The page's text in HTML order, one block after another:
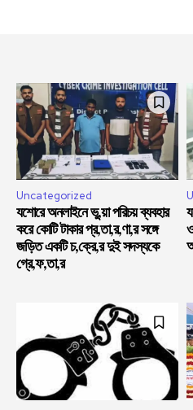
Uncategorized
যশোরে অনলাইনে ভু,য়া পরিচয় ব্যবহার
করে কোটি টাকার প্র,তা,র,ণা,র সঙ্গে
জড়িত একটি চ,ক্রে,র দুই সদস্যকে
গ্রে,ফ,তা,র